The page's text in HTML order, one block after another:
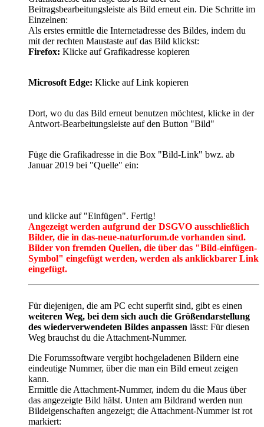
Beitragsbearbeitungsleiste als Bild erneut ein. Die Schritte im
Einzelnen:
Als erstes ermittle die Internetadresse des Bildes, indem du
mit der rechten Maustaste auf das Bild klickst:
Firefox: Klicke auf Grafikadresse kopieren
Microsoft Edge: Klicke auf Link kopieren
Dort, wo du das Bild erneut benutzen möchtest, klicke in der
Antwort-Bearbeitungsleiste auf den Button "Bild"
Füge die Grafikadresse in die Box "Bild-Link" bwz. ab
Januar 2019 bei "Quelle" ein:
und klicke auf "Einfügen". Fertig!
Angezeigt werden aufgrund der DSGVO ausschließlich
Bilder, die in das-neue-naturforum.de vorhanden sind.
Bilder von fremden Quellen, die über das "Bild-einfügen-
Symbol" eingefügt werden, werden als anklickbarer Link
eingefügt.
Für diejenigen, die am PC echt superfit sind, gibt es einen
weiteren Weg, bei dem sich auch die Größendarstellung
des wiederverwendeten Bildes anpassen lässt: Für diesen
Weg brauchst du die Attachment-Nummer.
Die Forumssoftware vergibt hochgeladenen Bildern eine
eindeutige Nummer, über die man ein Bild erneut zeigen
kann.
Ermittle die Attachment-Nummer, indem du die Maus über
das angezeigte Bild hälst. Unten am Bildrand werden nun
Bildeigenschaften angezeigt; die Attachment-Nummer ist rot
markiert: